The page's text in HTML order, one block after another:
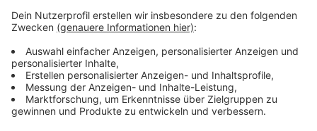
Insolvenzverwalter hat seine Tätigkeit aufgenommen
und sei nach den ersten Gesprächen mit dem
Möglichkeiten für eine Sanierung des Unternehmens.
Anzeige